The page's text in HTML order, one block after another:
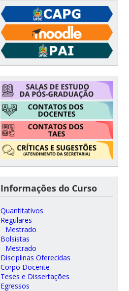
Informações do Curso
Quantitativos
Regulares
Mestrado
Bolsistas
Mestrado
Disciplinas Oferecidas
Corpo Docente
Teses e Dissertações
Egressos